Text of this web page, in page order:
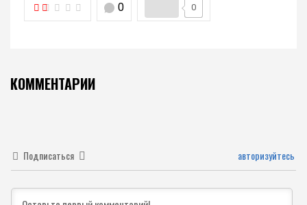
0 0
КОММЕНТАРИИ
Подписаться авторизуйтесь